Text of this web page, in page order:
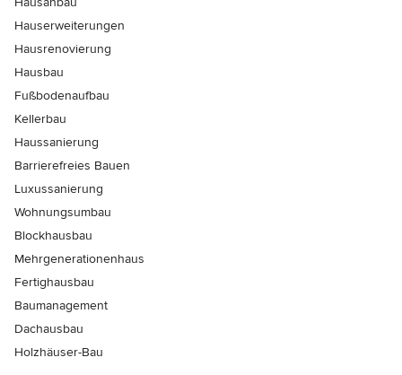
Hauserweiterungen
Hausrenovierung
Hausbau
Fußbodenaufbau
Kellerbau
Haussanierung
Barrierefreies Bauen
Luxussanierung
Wohnungsumbau
Blockhausbau
Mehrgenerationenhaus
Fertighausbau
Baumanagement
Dachausbau
Holzhäuser-Bau